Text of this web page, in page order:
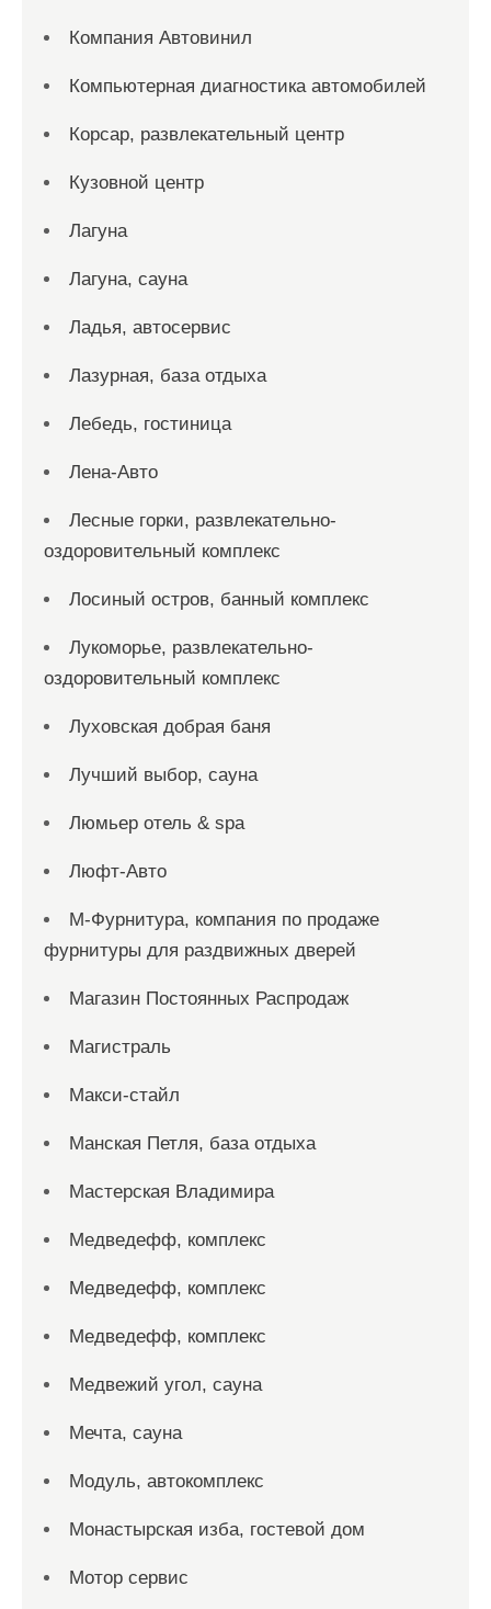
Компания Автовинил
Компьютерная диагностика автомобилей
Корсар, развлекательный центр
Кузовной центр
Лагуна
Лагуна, сауна
Ладья, автосервис
Лазурная, база отдыха
Лебедь, гостиница
Лена-Авто
Лесные горки, развлекательно-
оздоровительный комплекс
Лосиный остров, банный комплекс
Лукоморье, развлекательно-
оздоровительный комплекс
Луховская добрая баня
Лучший выбор, сауна
Люмьер отель & spa
Люфт-Авто
М-Фурнитура, компания по продаже
фурнитуры для раздвижных дверей
Магазин Постоянных Распродаж
Магистраль
Макси-стайл
Манская Петля, база отдыха
Мастерская Владимира
Медведефф, комплекс
Медведефф, комплекс
Медведефф, комплекс
Медвежий угол, сауна
Мечта, сауна
Модуль, автокомплекс
Монастырская изба, гостевой дом
Мотор сервис